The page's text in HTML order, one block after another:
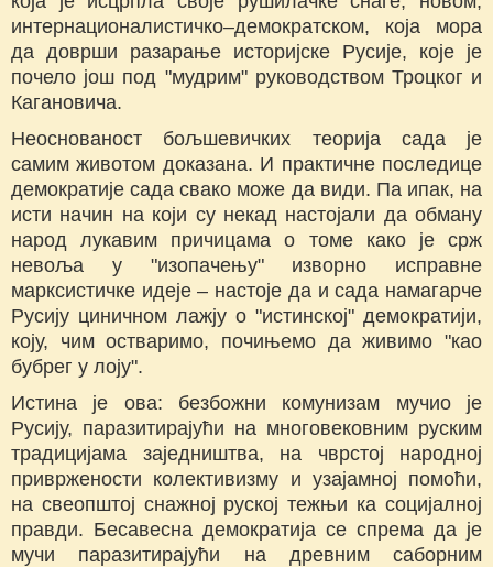
интернационалистичко–демократском, која мора
да доврши разарање историјске Русије, које је
почело још под "мудрим" руководством Троцког и
Кагановича.
Неоснованост бољшевичких теорија сада је
самим животом доказана. И практичне последице
демократије сада свако може да види. Па ипак, на
исти начин на који су некад настојали да обману
народ лукавим причицама о томе како је срж
невоља у "изопачењу" изворно исправне
марксистичке идеје – настоје да и сада намагарче
Русију циничном лажју о "истинској" демократији,
коју, чим остваримо, почињемо да живимо "као
бубрег у лоју".
Истина је ова: безбожни комунизам мучио је
Русију, паразитирајући на многовековним руским
традицијама заједништва, на чврстој народној
привржености колективизму и узајамној помоћи,
на свеопштој снажној руској тежњи ка социјалној
правди. Бесавесна демократија се спрема да је
мучи паразитирајући на древним саборним